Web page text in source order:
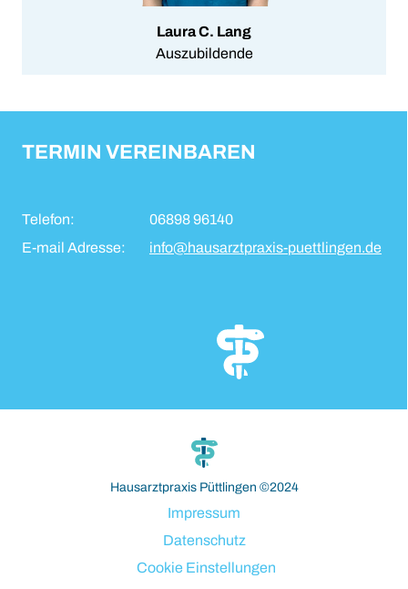
Laura C. Lang
Auszubildende
TERMIN VEREINBAREN
Telefon:
E-mail Adresse:
06898 96140
info@hausarztpraxis-puettlingen.de
Hausarztpraxis Püttlingen ©2024
Impressum
Datenschutz
Cookie Einstellungen